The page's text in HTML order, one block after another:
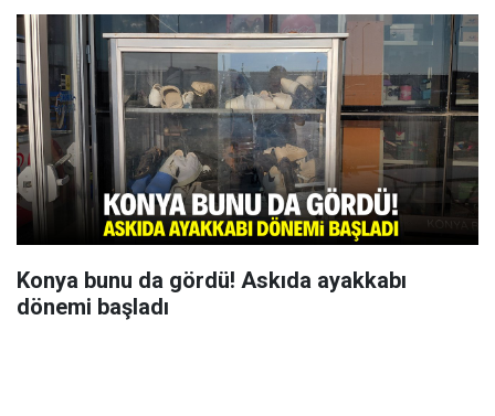
Konya bunu da gördü! Askıda ayakkabı
dönemi başladı